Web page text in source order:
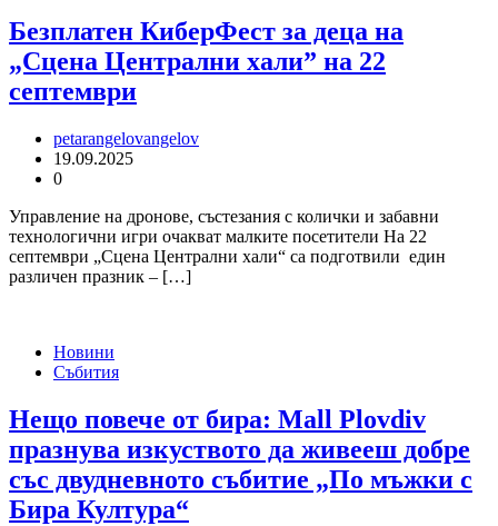
Безплатен КиберФест за деца на
„Сцена Централни хали” на 22
септември
petarangelovangelov
19.09.2025
0
Управление на дронове, състезания с колички и забавни
технологични игри очакват малките посетители На 22
септември „Сцена Централни хали“ са подготвили един
различен празник – […]
Новини
Събития
Нещо повече от бира: Mall Plovdiv
празнува изкуството да живееш добре
със двудневното събитие „По мъжки с
Бира Култура“